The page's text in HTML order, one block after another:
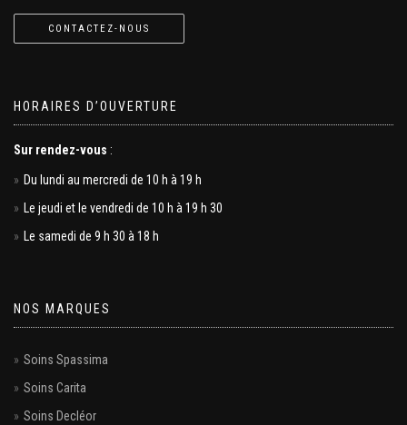
CONTACTEZ-NOUS
HORAIRES D’OUVERTURE
Sur rendez-vous :
Du lundi au mercredi de 10 h à 19 h
Le jeudi et le vendredi de 10 h à 19 h 30
Le samedi de 9 h 30 à 18 h
NOS MARQUES
Soins Spassima
Soins Carita
Soins Decléor